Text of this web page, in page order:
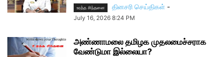
உரத்த சிந்தனை தினசரி செய்திகள் -
July 16, 2026 8:24 PM
அண்ணாமலை தமிழக முதலமைச்சராக
வேண்டுமா இல்லையா?